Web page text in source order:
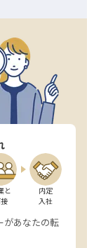
と
内定
入社
があなたの転